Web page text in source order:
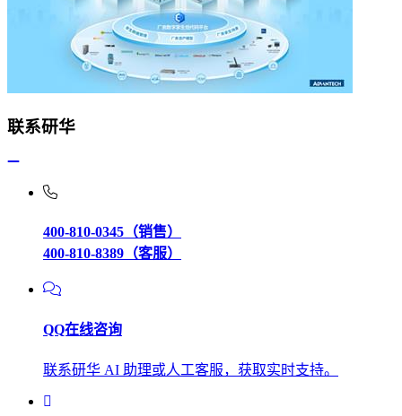
联系研华
400-810-0345（销售）
400-810-8389（客服）
QQ在线咨询
联系研华 AI 助理或人工客服，获取实时支持。